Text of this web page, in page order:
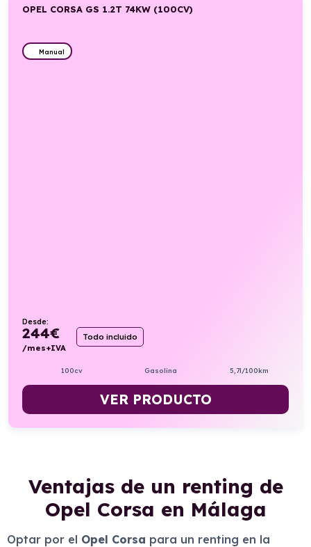
OPEL CORSA GS 1.2T 74KW (100CV)
Manual
Desde:
244€
/mes+IVA
Todo incluido
100cv Gasolina 5,7l/100km
VER PRODUCTO
Ventajas de un renting de
Opel Corsa en Málaga
Optar por el Opel Corsa para un renting en la